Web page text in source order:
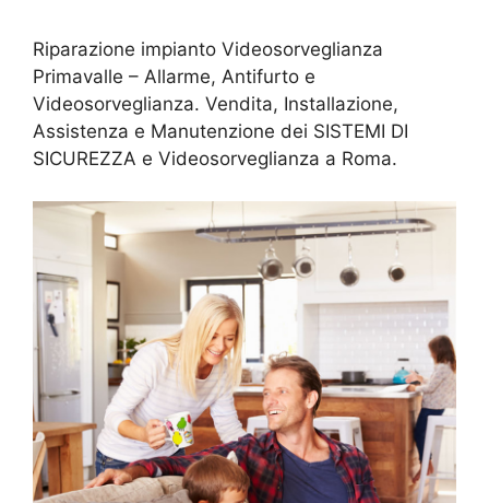
Riparazione impianto Videosorveglianza
Primavalle – Allarme, Antifurto e
Videosorveglianza. Vendita, Installazione,
Assistenza e Manutenzione dei SISTEMI DI
SICUREZZA e Videosorveglianza a Roma.